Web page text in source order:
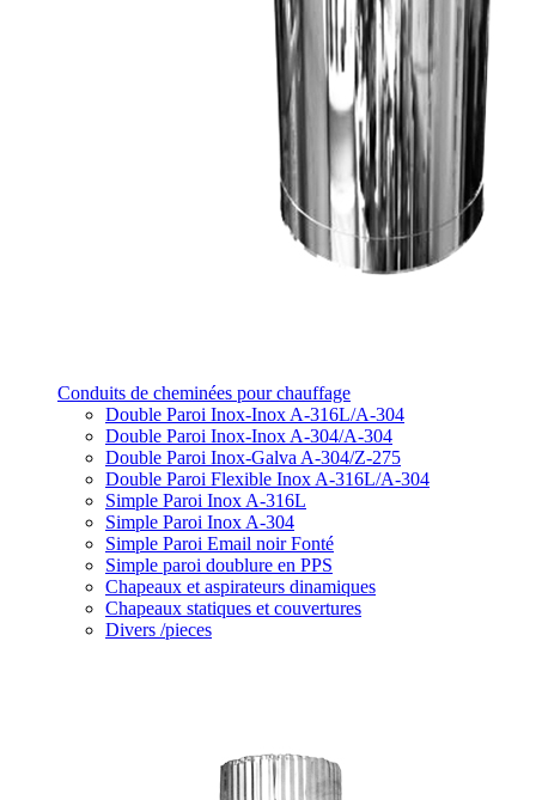
Conduits de cheminées pour chauffage
Double Paroi Inox-Inox A-316L/A-304
Double Paroi Inox-Inox A-304/A-304
Double Paroi Inox-Galva A-304/Z-275
Double Paroi Flexible Inox A-316L/A-304
Simple Paroi Inox A-316L
Simple Paroi Inox A-304
Simple Paroi Email noir Fonté
Simple paroi doublure en PPS
Chapeaux et aspirateurs dinamiques
Chapeaux statiques et couvertures
Divers /pieces